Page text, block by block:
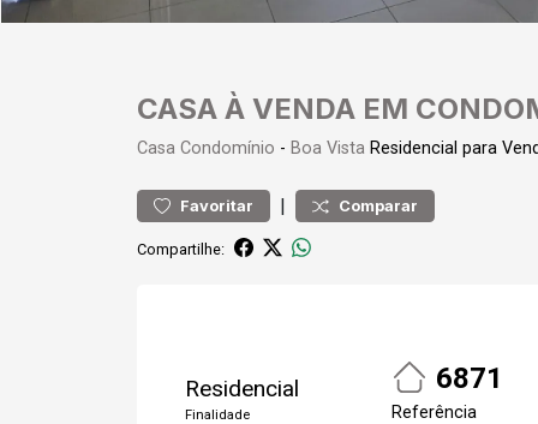
CASA À VENDA EM
Casa Condomínio - Boa Vista Residencial para
Favoritar | Comparar
Compartilhe:
Residencial
Finalidade
6871
Referência